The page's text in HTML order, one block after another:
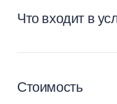
Что входит в
Стоимость